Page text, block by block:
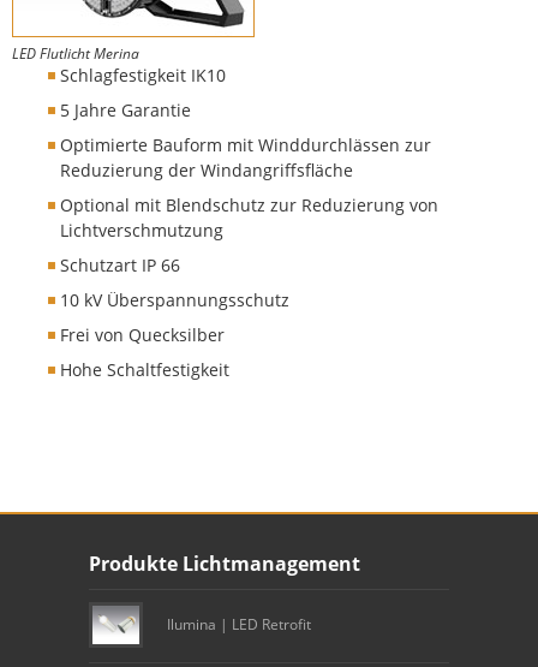
LED Flutlicht Merina
Schlagfestigkeit IK10
5 Jahre Garantie
Optimierte Bauform mit Winddurchlässen zur
Reduzierung der Windangriffsfläche
Optional mit Blendschutz zur Reduzierung von
Lichtverschmutzung
Schutzart IP 66
10 kV Überspannungsschutz
Frei von Quecksilber
Hohe Schaltfestigkeit
Footer contentProdukte Lichtmanagement
Ilumina | LED Retrofit